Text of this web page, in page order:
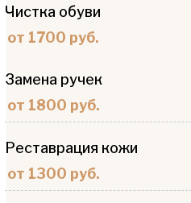
Чистка обуви
от 1700 руб.
Замена ручек
от 1800 руб.
Реставрация кожи
от 1300 руб.